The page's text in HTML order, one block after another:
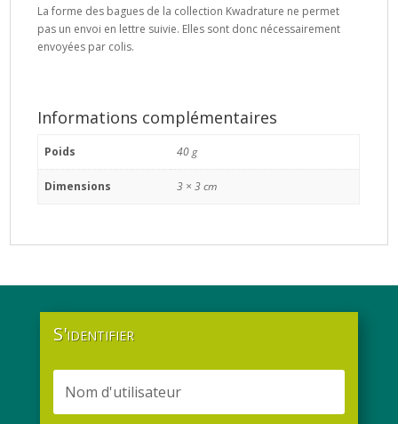
La forme des bagues de la collection Kwadrature ne permet
pas un envoi en lettre suivie. Elles sont donc nécessairement
envoyées par colis.
Informations complémentaires
Poids 40 g
Dimensions 3 × 3 cm
S'identifier